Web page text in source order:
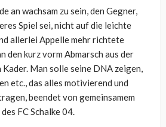
an wachsam zu sein, den Gegner,
Spiel sei, nicht auf die leichte
allerlei Appelle mehr richtete
den kurz vorm Abmarsch aus der
Man solle seine DNA zeigen,
etc., das alles motivierend und
beendet von gemeinsamem
FC Schalke 04.